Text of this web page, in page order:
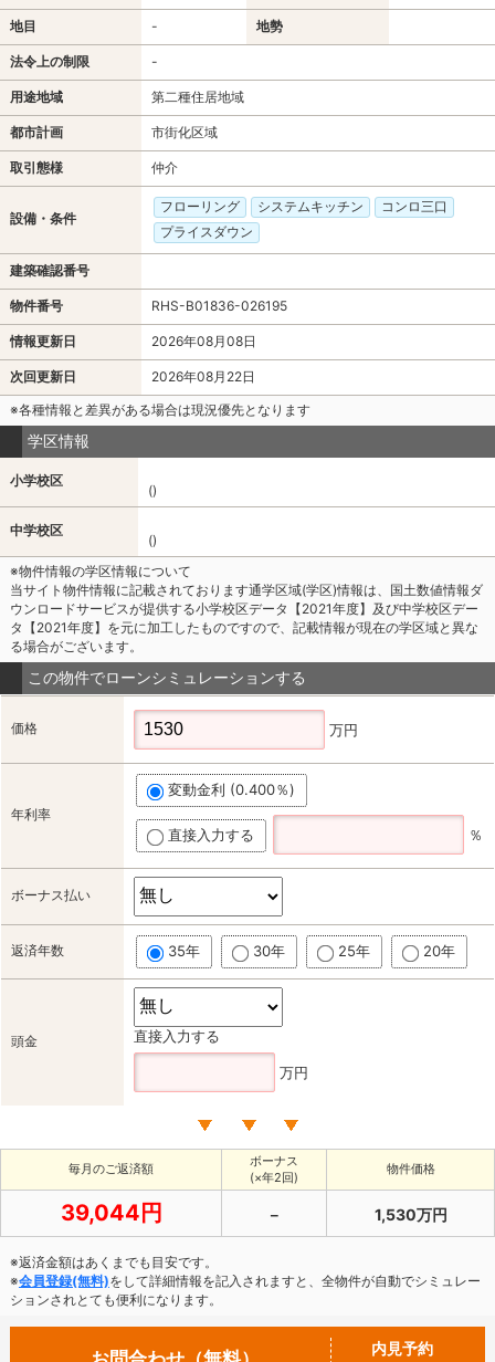
地目 - 地勢
法令上の制限 -
用途地域 第二種住居地域
都市計画 市街化区域
取引態様 仲介
設備・条件
フローリング システムキッチン
コンロ三口
プライスダウン
建築確認番号
物件番号 RHS-B01836-026195
情報更新日 2026年08月08日
次回更新日
2026年08月22日
※各種情報と差異がある場合は現況優先となります
学区情報
小学校区
()
中学校区
()
※物件情報の学区情報について
当サイト物件情報に記載されております通学区域(学区)情報は、国土数値情報ダ
ウンロードサービスが提供する小学校区データ【2021年度】及び中学校区デー
タ【2021年度】を元に加工したものですので、記載情報が現在の学区域と異な
る場合がございます。
この物件でローンシミュレーションする
価格 万円
年利率
変動金利 (0.400％)
直接入力する ％
ボーナス払い
返済年数 35年 30年 25年 20年
頭金 直接入力する
万円
毎月のご返済額
ボーナス
(×年2回)
物件価格
39,044円 － 1,530万円
※返済金額はあくまでも目安です。
※会員登録(無料)をして詳細情報を記入されますと、全物件が自動でシミュレー
ションされとても便利になります。
内見予約